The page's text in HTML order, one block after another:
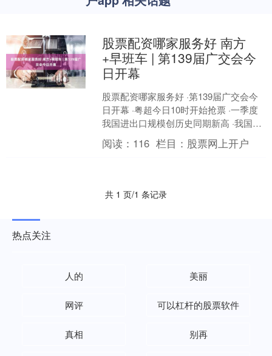
股票配资哪家服务好 南方
+早班车 | 第139届广交会今
日开幕
股票配资哪家服务好 ·第139届广交会今
日开幕 ·粤超今日10时开始抢票 ·一季度
我国进出口规模创历史同期新高 ·我国将
健全药品价格形成机制 ·IMF下调202....
阅读： 116 栏目： 股票网上开户
共 1 页/1 条记录
热点关注
人的 美丽
网评 可以杠杆的股票软件
真相 别再